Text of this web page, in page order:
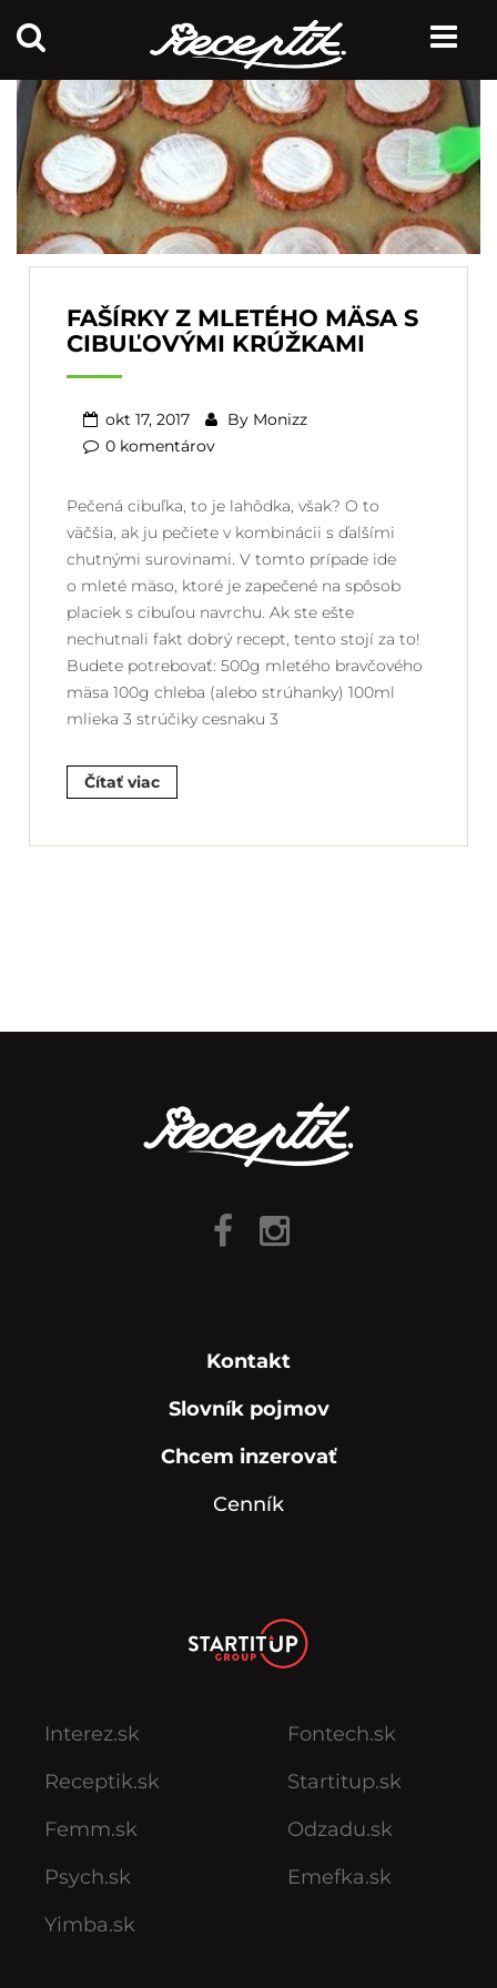
FAŠÍRKY Z MLETÉHO MÄSA S
CIBUĽOVÝMI KRÚŽKAMI
okt 17, 2017 By Monizz
0 komentárov
Pečená cibuľka, to je lahôdka, však? O to
väčšia, ak ju pečiete v kombinácii s ďalšími
chutnými surovinami. V tomto prípade ide
o mleté mäso, ktoré je zapečené na spôsob
placiek s cibuľou navrchu. Ak ste ešte
nechutnali fakt dobrý recept, tento stojí za to!
Budete potrebovať: 500g mletého bravčového
mäsa 100g chleba (alebo strúhanky) 100ml
mlieka 3 strúčiky cesnaku 3
Čítať viac
Kontakt
Slovník pojmov
Chcem inzerovať
Cenník
Interez.sk
Receptik.sk
Femm.sk
Psych.sk
Yimba.sk
Fontech.sk
Startitup.sk
Odzadu.sk
Emefka.sk